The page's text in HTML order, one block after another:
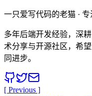
一只爱写代码的老猫 ·
多年后端开发经验，深
术分享与开源社区，希
同进步。
[ Previous ]